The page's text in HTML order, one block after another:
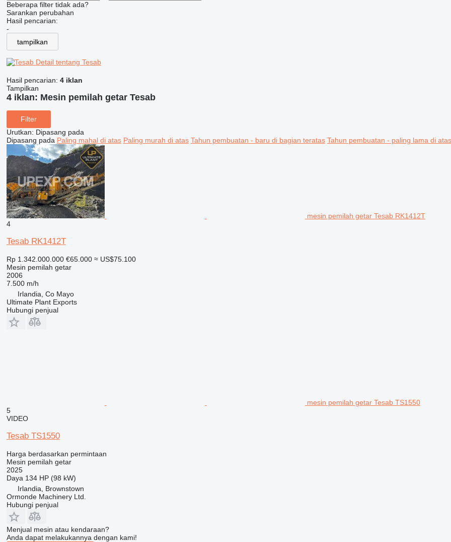
Beberapa filter tidak ada?
Sarankan perubahan
Hasil pencarian:
-
tampilkan
Detail tentang Tesab
Hasil pencarian: 4 iklan
Tampilkan
4 iklan: Mesin pemilah getar Tesab
Filter
Urutkan: Dipasang pada
Dipasang pada Paling mahal di atas Paling murah di atas Tahun pembuatan - baru di bagian teratas Tahun pembuatan - paling lama di atas
mesin pemilah getar Tesab RK1412T
4
Tesab RK1412T
Rp 1.342.000.000 €65.000 ≈ US$75.100
Mesin pemilah getar
2006
7.500 m/h
Irlandia, Co Mayo
Ultimate Plant Exports
Hubungi penjual
mesin pemilah getar Tesab TS1550
5
VIDEO
Tesab TS1550
Harga berdasarkan permintaan
Mesin pemilah getar
2025
Daya 134 HP (98 kW)
Irlandia, Brownstown
Ormonde Machinery Ltd.
Hubungi penjual
Menjual mesin atau kendaraan?
Anda dapat melakukannya dengan kami!